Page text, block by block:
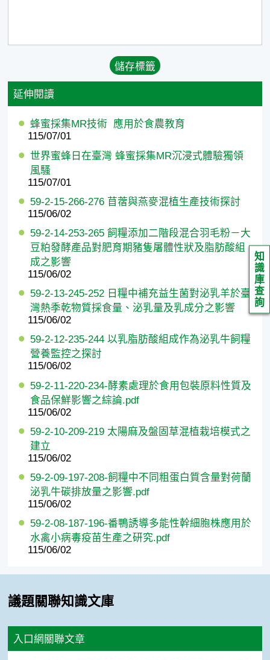
知
識
庫
查
詢
延伸閱讀
蜂蜜採集MR技術 應用於食農教育
115/07/01
世界蜜蜂日在臺灣 蜂蜜採集MR沉浸式體驗獨領
風騷
115/07/01
59-2-15-266-276 苜蓿與燕麥混植生產技術探討
115/06/02
59-2-14-253-265 飼糧添加二階段混合羽毛粉－大
豆粕發酵產品對肥育期豬隻屠體性狀及脂肪酸組
成之影響
115/06/02
59-2-13-245-252 日糧中補充益生菌對泌乳羊於臺
灣熱季乾物質採食量、泌乳量及乳成分之影響
115/06/02
59-2-12-235-244 以乳脂肪酸組成作為泌乳牛飼糧
營養監控之探討
115/06/02
59-2-11-220-234-酵素處理於食用包裝原料性質及
食品保鮮影響之綜論.pdf
115/06/02
59-2-10-209-219 太陽麻及盤固草混植栽培模式之
建立
115/06/02
59-2-09-197-208-飼糧中不同粗蛋白質含量對荷蘭
泌乳牛碳排放量之影響.pdf
115/06/02
59-2-08-187-196-番鴨誘導多能性幹細胞株應用於
水禽小病毒疫苗生產之研究.pdf
115/06/02
議題關聯知識文庫
入口網關聯文章